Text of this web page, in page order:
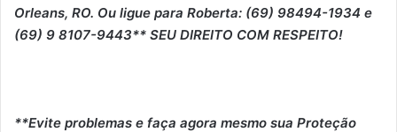
Orleans, RO. Ou ligue para Roberta: (69) 98494-1934 e
(69) 9 8107-9443** SEU DIREITO COM RESPEITO!
**Evite problemas e faça agora mesmo sua Proteção